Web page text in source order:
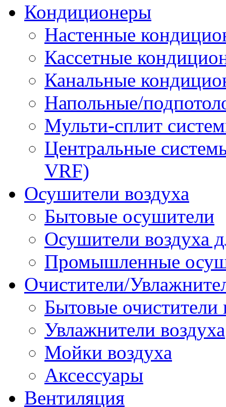
Кондиционеры
Настенные
Кассетные
Канальные
Напольные/
Мульти-сплит
Центральные
VRF)
Осушители воздуха
Бытовые осушители
Осушители воздуха
Промышленные
Очистители/
Бытовые очистители
Увлажнители воздуха
Мойки воздуха
Аксессуары
Вентиляция